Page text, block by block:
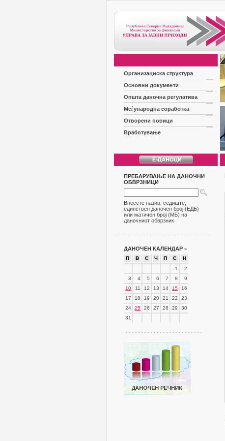
Организациска структура
Основни документи
Општа даночна регулатива
Меѓународна соработка
Отворени повици
Вработување
ПРЕБАРУВАЊЕ НА ДАНОЧНИ
ОБВРЗНИЦИ
Внесете назив, седиште,
единствен даночен број (ЕДБ)
или матичен број (МБ) на
даночниот обврзник
ДАНОЧЕН КАЛЕНДАР »
П В С Ч П С
Н
1
2
3
4 5 6 7 8
9
10
11 12 13 14 15
16
17
18 19 20 21 22
23
24
25 26 27 28 29
30
31